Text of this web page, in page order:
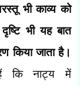
भी काव्य को
भी यह बात
किया जाता है।
कि नाट्य में